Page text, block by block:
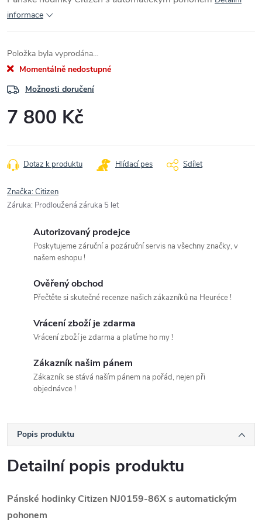
informace
Položka byla vyprodána…
Momentálně nedostupné
Možnosti doručení
7 800 Kč
cena:
Dotaz k produktu Hlídací pes Sdílet
Značka:Citizen
Záruka: Prodloužená záruka 5 let
Autorizovaný prodejce
Poskytujeme záruční a pozáruční servis na všechny značky, v
našem eshopu !
Ověřený obchod
Přečtěte si skutečné recenze našich zákazníků na Heuréce !
Vrácení zboží je zdarma
Vrácení zboží je zdarma a platíme ho my !
Zákazník našim pánem
Zákazník se stává naším pánem na pořád, nejen při
objednávce !
Popis produktu
Detailní popis produktu
Pánské hodinky Citizen NJ0159-86X s automatickým
pohonem